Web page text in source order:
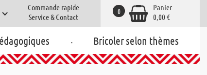
Commande rapide
Service & Contact
Panier
0,00 €
0
. Bricoler selon thèmes